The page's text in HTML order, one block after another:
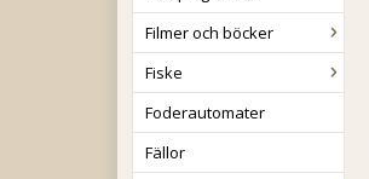
Filmer och böcker
Fiske
Foderautomater
Fällor